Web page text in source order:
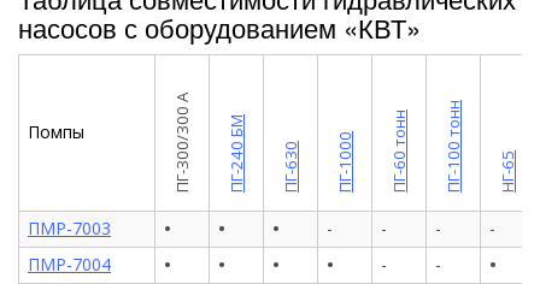
насосов с оборудованием «КВТ»
Помпы ПГ-300/300 А ПГ-240 БМ ПГ-630 ПГ-1000 ПГ-60 тонн ПГ-100 тонн НГ-65
ПМР-7003 • • • - - -
-
ПМР-7004
• • • • - - •